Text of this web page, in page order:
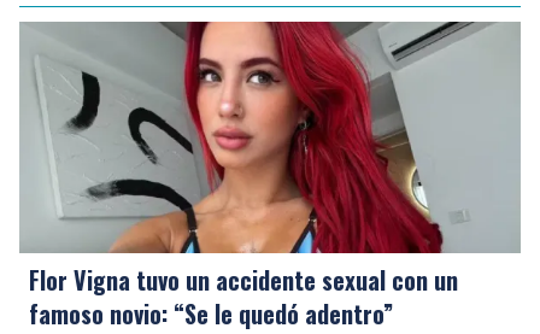
Flor Vigna tuvo un accidente sexual con un
famoso novio: “Se le quedó adentro”